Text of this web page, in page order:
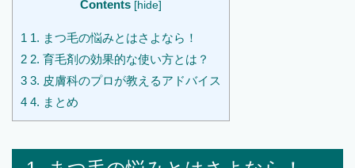
Contents [hide]
1 1. まつ毛の悩みとはさよなら！
2 2. 育毛剤の効果的な使い方とは？
3 3. 皮膚科のプロが教えるアドバイス
4 4. まとめ